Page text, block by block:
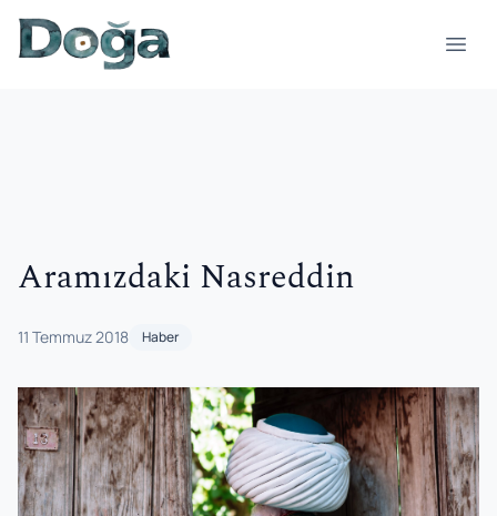
İçeriğe geç
Aramızdaki Nasreddin
11 Temmuz 2018 Haber